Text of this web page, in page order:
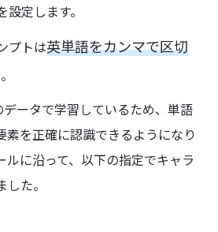
定します。
プトは英単語をカンマで区切
ータで学習しているため、単語
素を正確に認識できるようになり
ルに沿って、以下の指定でキャラ
た。